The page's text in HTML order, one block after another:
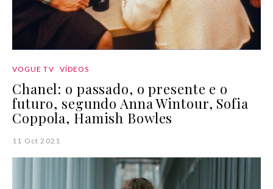
VOGUE TV VÍDEOS
Chanel: o passado, o presente e o
futuro, segundo Anna Wintour, Sofia
Coppola, Hamish Bowles
11 Oct 2021